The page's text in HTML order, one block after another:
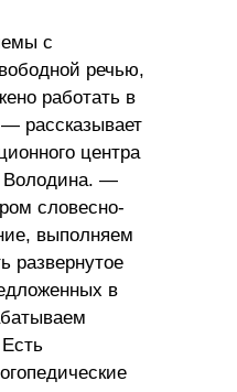
с
речью,
работать в
рассказывает
центра
Володина. —
словесно-
выполняем
развернутое
в